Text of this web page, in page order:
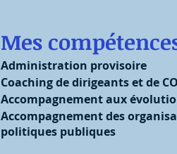
Mes
Administration provisoire
Coaching de dirigeants et de
Accompagnement aux
Accompagnement des
politiques publiques